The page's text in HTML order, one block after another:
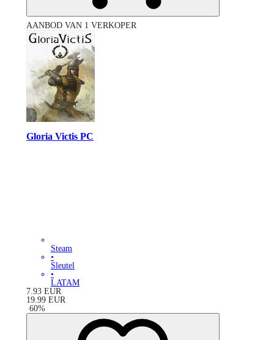
AANBOD VAN 1 VERKOPER
Gloria Victis PC
Steam
•
Sleutel
•
LATAM
7.93 EUR
19.99 EUR
-60%